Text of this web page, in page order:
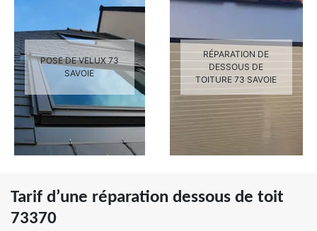
POSE DE VELUX 73
SAVOIE
RÉPARATION DE
DESSOUS DE
TOITURE 73 SAVOIE
Tarif d’une réparation dessous de toit
73370